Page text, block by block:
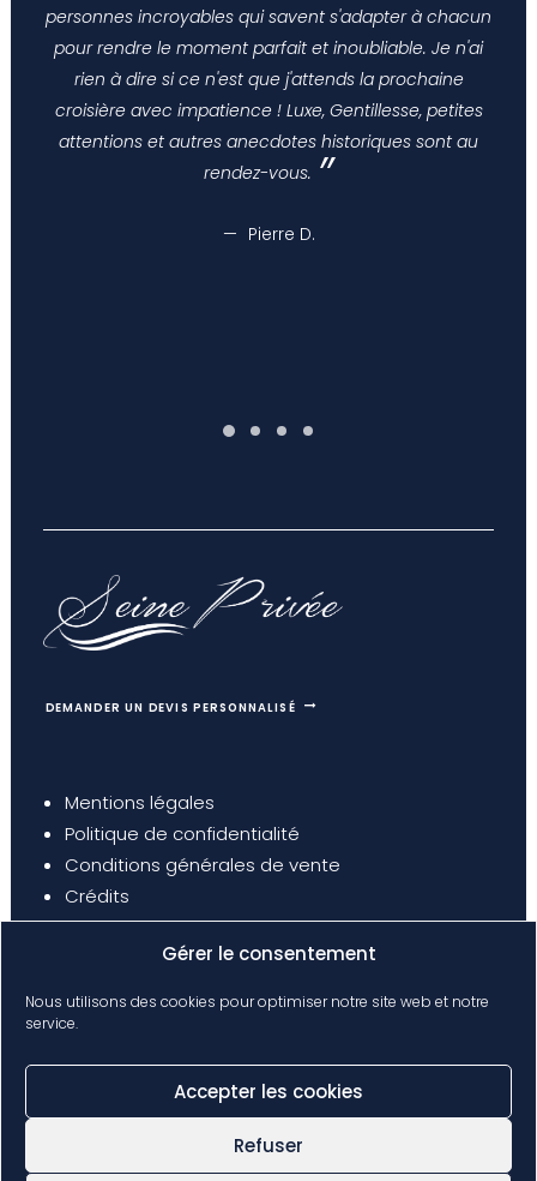
Gérer le consentement
Nous utilisons des cookies pour optimiser notre site web et notre
service.
Accepter les cookies
Refuser
personnes incroyables qui savent s'adapter à chacun
pour rendre le moment parfait et inoubliable. Je n'ai
rien à dire si ce n'est que j'attends la prochaine
croisière avec impatience ! Luxe, Gentillesse, petites
attentions et autres anecdotes historiques sont au
rendez-vous.
Pierre D.
DEMANDER UN DEVIS PERSONNALISÉ
Mentions légales
Politique de confidentialité
Conditions générales de vente
Crédits